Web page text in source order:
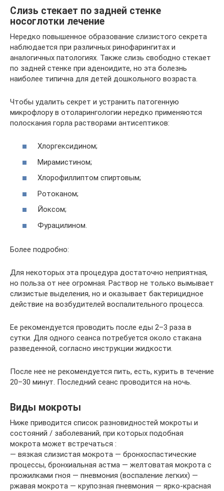
Слизь стекает по задней стенке
носоглотки лечение
Нередко повышенное образование слизистого секрета
наблюдается при различных ринофарингитах и
аналогичных патологиях. Также слизь свободно стекает
по задней стенке при аденоидите, но эта болезнь
наиболее типична для детей дошкольного возраста.
Чтобы удалить секрет и устранить патогенную
микрофлору в отоларингологии нередко применяются
полоскания горла растворами антисептиков:
Хлоргексидином;
Мирамистином;
Хлорофиллиптом спиртовым;
Ротоканом;
Йоксом;
Фурацилином.
Более подробно:
Для некоторых эта процедура достаточно неприятная,
но польза от нее огромная. Раствор не только вымывает
слизистые выделения, но и оказывает бактерицидное
действие на возбудителей воспалительного процесса.
Ее рекомендуется проводить после еды 2–3 раза в
сутки. Для одного сеанса потребуется около стакана
разведенной, согласно инструкции жидкости.
После нее не рекомендуется пить, есть, курить в течение
20–30 минут. Последний сеанс проводится на ночь.
Виды мокроты
Ниже приводится список разновидностей мокроты и
состояний / заболеваний, при которых подобная
мокрота может встречаться :
— вязкая слизистая мокрота — бронхоспастические
процессы, бронхиальная астма — желтоватая мокрота с
прожилками гноя — пневмония (воспаление легких) —
ржавая мокрота — крупозная пневмония — ярко-красная